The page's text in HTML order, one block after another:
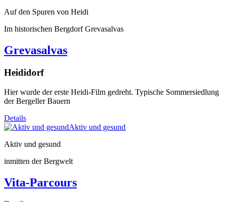
Auf den Spuren von Heidi
Im historischen Bergdorf Grevasalvas
Grevasalvas
Heididorf
Hier wurde der erste Heidi-Film gedreht. Typische Sommersiedlung
der Bergeller Bauern
Details
Aktiv und gesund
Aktiv und gesund
inmitten der Bergwelt
Vita-Parcours